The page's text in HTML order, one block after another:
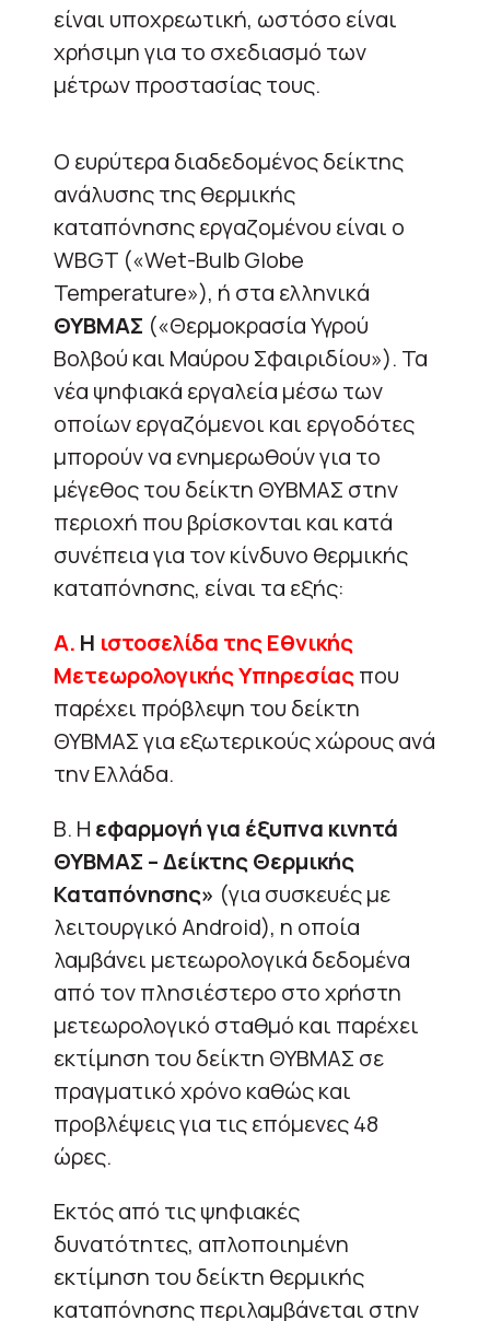
είναι υποχρεωτική, ωστόσο είναι
χρήσιμη για το σχεδιασμό των
μέτρων προστασίας τους.
Ο ευρύτερα διαδεδομένος δείκτης
ανάλυσης της θερμικής
καταπόνησης εργαζομένου είναι ο
WBGT («Wet-Bulb Globe
Temperature»), ή στα ελληνικά
ΘΥΒΜΑΣ («Θερμοκρασία Υγρού
Βολβού και Μαύρου Σφαιριδίου»). Τα
νέα ψηφιακά εργαλεία μέσω των
οποίων εργαζόμενοι και εργοδότες
μπορούν να ενημερωθούν για το
μέγεθος του δείκτη ΘΥΒΜΑΣ στην
περιοχή που βρίσκονται και κατά
συνέπεια για τον κίνδυνο θερμικής
καταπόνησης, είναι τα εξής:
Α. Η ιστοσελίδα της Εθνικής
Μετεωρολογικής Υπηρεσίαςπου
παρέχει πρόβλεψη του δείκτη
ΘΥΒΜΑΣ για εξωτερικούς χώρους ανά
την Ελλάδα.
Β. Η εφαρμογή για έξυπνα κινητά
ΘΥΒΜΑΣ – Δείκτης Θερμικής
Καταπόνησης» (για συσκευές με
λειτουργικό Android), η οποία
λαμβάνει μετεωρολογικά δεδομένα
από τον πλησιέστερο στο χρήστη
μετεωρολογικό σταθμό και παρέχει
εκτίμηση του δείκτη ΘΥΒΜΑΣ σε
πραγματικό χρόνο καθώς και
προβλέψεις για τις επόμενες 48
ώρες.
Εκτός από τις ψηφιακές
δυνατότητες, απλοποιημένη
εκτίμηση του δείκτη θερμικής
καταπόνησης περιλαμβάνεται στην